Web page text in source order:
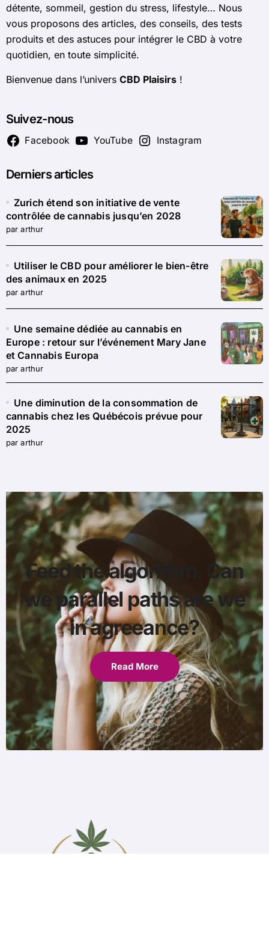
détente, sommeil, gestion du stress, lifestyle… Nous
vous proposons des articles, des conseils, des tests
produits et des astuces pour intégrer le CBD à votre
quotidien, en toute simplicité.
Bienvenue dans l’univers CBD Plaisirs!
Suivez-nous
Facebook YouTube Instagram
Derniers articles
Zurich étend son initiative de vente
contrôlée de cannabis jusqu’en 2028
par arthur
Utiliser le CBD pour améliorer le bien-être
des animaux en 2025
par arthur
Une semaine dédiée au cannabis en
Europe : retour sur l’événement Mary Jane
et Cannabis Europa
par arthur
Une diminution de la consommation de
cannabis chez les Québécois prévue pour
2025
par arthur
Feed the algorithm. Can
we parallel paths are we
in agreeance?
Read More